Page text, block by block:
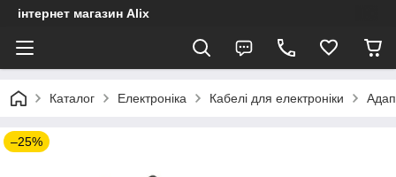
інтернет магазин Alix
Каталог Електроніка Кабелі для електроніки
–25%